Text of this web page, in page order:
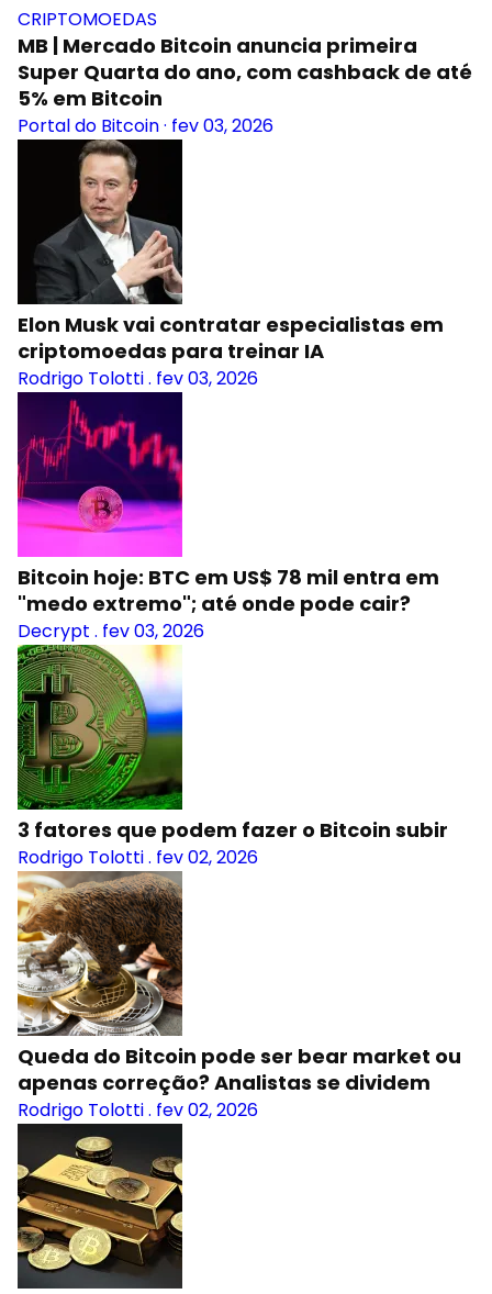
CRIPTOMOEDAS
MB | Mercado Bitcoin anuncia primeira
Super Quarta do ano, com cashback de até
5% em Bitcoin
Portal do Bitcoin· fev 03, 2026
Elon Musk vai contratar especialistas em
criptomoedas para treinar IA
Rodrigo Tolotti. fev 03, 2026
Bitcoin hoje: BTC em US$ 78 mil entra em
"medo extremo"; até onde pode cair?
Decrypt . fev 03, 2026
3 fatores que podem fazer o Bitcoin subir
Rodrigo Tolotti. fev 02, 2026
Queda do Bitcoin pode ser bear market ou
apenas correção? Analistas se dividem
Rodrigo Tolotti. fev 02, 2026